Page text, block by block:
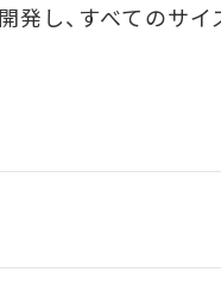
し、すべてのサイ